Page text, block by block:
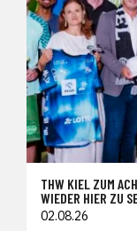
THW KIEL ZUM
WIEDER HIER ZU
02.08.26